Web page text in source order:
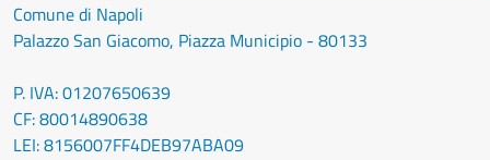
Comune di Napoli
Palazzo San Giacomo, Piazza Municipio - 80133
P. IVA: 01207650639
CF: 80014890638
LEI: 8156007FF4DEB97ABA09